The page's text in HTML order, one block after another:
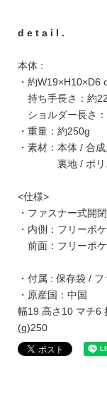
d e t a i l .
本体 :
・約W19×H10×D6
持ち手長さ：約
ショルダー長さ
・重量：約250g
・素材：本体 / 合
裏地 / ポリエ
<仕様>
・ファスナー式開閉
・内側：フリーポ
前面：フリーポ
・付属 : 保存袋 /
・原産国：中国
幅19 高さ10 マチ6
(g)250